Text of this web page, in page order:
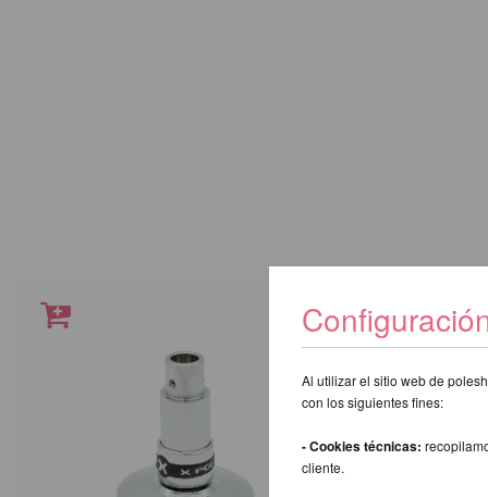
Al utilizar el sitio web de
con los siguientes fines:
- Cookies técnicas:
cliente.